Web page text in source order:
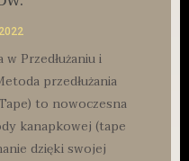
Przedłużaniu i
przedłużania
to nowoczesna
kanapkowej (tape
dzięki swojej